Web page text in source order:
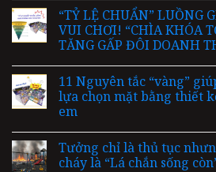
“TỶ LỆ CHUẨN” LUỒNG
VUI CHƠI! “CHÌA KHÓA
TĂNG GẤP ĐÔI DOANH
11 Nguyên tắc “vàng”
lựa chọn mặt bằng thiết
em
Tưởng chỉ là thủ tục
cháy là “Lá chắn sống